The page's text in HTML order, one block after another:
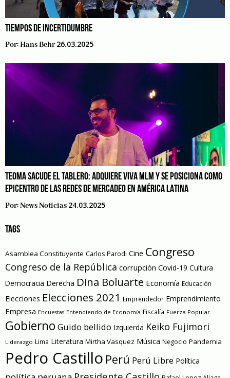
TIEMPOS DE INCERTIDUMBRE
Por:Hans Behr 26.03.2025
TEOMA SACUDE EL TABLERO: ADQUIERE VIVA MLM Y SE POSICIONA COMO
EPICENTRO DE LAS REDES DE MERCADEO EN AMÉRICA LATINA
Por:News Noticias 24.03.2025
TAGS
Asamblea Constituyente Carlos Parodi Cine Congreso
Congreso de la República corrupción Covid-19 Cultura
Democracia Derecha Dina Boluarte Economía Educación
Elecciones Elecciones 2021 Emprendedor Emprendimiento
Empresa Encuestas Entendiendo de Economía Fiscalía Fuerza Popular
Gobierno Guido bellido Izquierda Keiko Fujimori
Liderazgo Lima Literatura Mirtha Vasquez Música Negocio Pandemia
Pedro Castillo Perú Perú Libre Política